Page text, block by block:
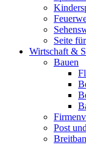
Seite
Wirtschaft &
Bauen
Post